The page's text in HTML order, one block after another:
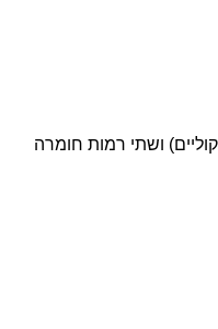
קוליים) ושתי רמות חומרה